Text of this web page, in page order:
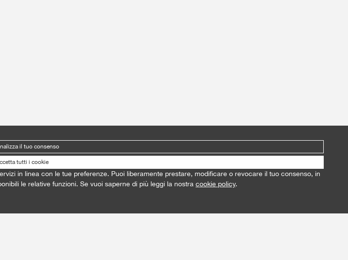
in linea con le tue preferenze. Puoi liberamente prestare, modificare o revocare il tuo consenso, in
le relative funzioni. Se vuoi saperne di più leggi la nostra cookie policy.
tutti i cookie
il tuo consenso